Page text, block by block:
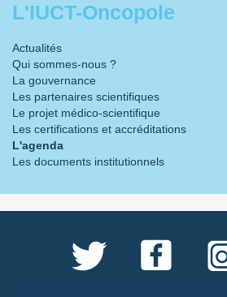
L'IUCT-Oncopole
Actualités
Qui sommes-nous ?
La gouvernance
Les partenaires scientifiques
Le projet médico-scientifique
Les certifications et accréditations
L'agenda
Les documents institutionnels